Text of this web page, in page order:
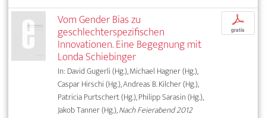
Vom Gender Bias zu
geschlechterspezifischen
Innovationen. Eine Begegnung mit
Londa Schiebinger
In: David Gugerli (Hg.), Michael Hagner (Hg.),
Caspar Hirschi (Hg.), Andreas B. Kilcher (Hg.),
Patricia Purtschert (Hg.), Philipp Sarasin (Hg.),
Jakob Tanner (Hg.),Nach Feierabend 2012
p
gratis